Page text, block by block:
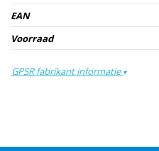
EAN
Voorraad
GPSR fabrikant informatie ▾